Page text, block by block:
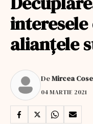
alianțele
DeMircea
04 MARTIE 2021